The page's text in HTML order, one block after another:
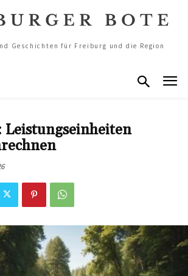
Geschichten für Freiburg und die Region
Leistungseinheiten